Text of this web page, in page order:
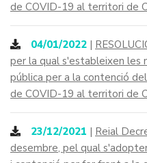
de COVID-19 al territori de
04/01/2022 |
per la qual s'estableixen les
pública per a la contenció
de COVID-19 al territori de
23/12/2021 | Reial
desembre, pel qual